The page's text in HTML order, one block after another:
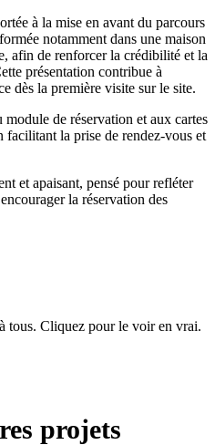
à la mise en avant du parcours
notamment dans une maison
afin de renforcer la crédibilité et la
présentation contribue à
dès la première visite sur le site.
de réservation et aux cartes
facilitant la prise de rendez-vous et
et apaisant, pensé pour refléter
la réservation des
tous. Cliquez pour le voir en vrai.
projets